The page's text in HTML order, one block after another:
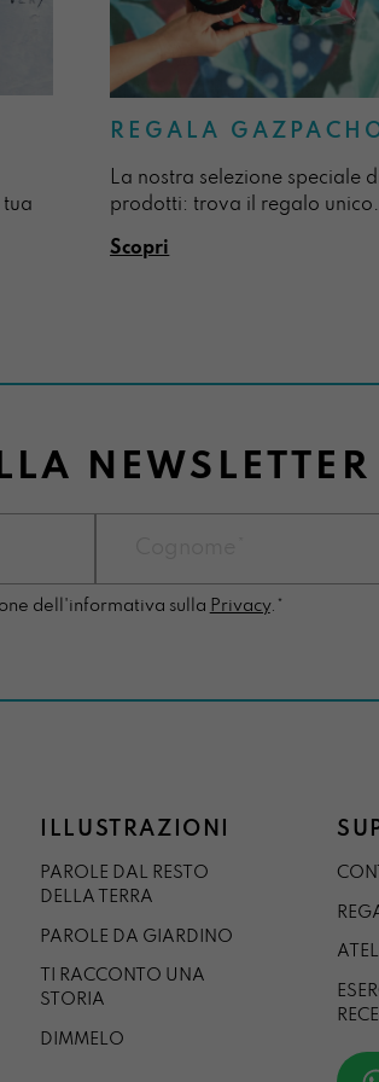
tua
REGALA
La nostra selezione speciale
prodotti: trova il regalo unico.
Scopri
NEWSLETTER
dell'informativa sulla Privacy.*
ILLUSTRAZIONI
PAROLE DAL RESTO
DELLA TERRA
PAROLE DA GIARDINO
TI RACCONTO UNA
STORIA
DIMMELO